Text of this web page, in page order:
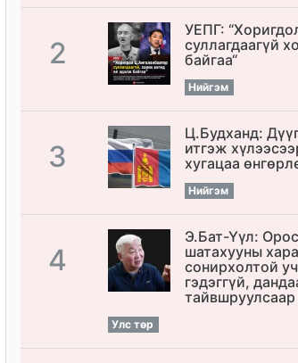
2
УЕПГ:
cуллагдаагүй
байгаа“
Нийгэм
3
Ц.Будханд:
итгэж
хугацаа
Нийгэм
4
Э.Бат-Үүл:
шатахууны
сонирхолтой
гэдэггүй,
Улс төр